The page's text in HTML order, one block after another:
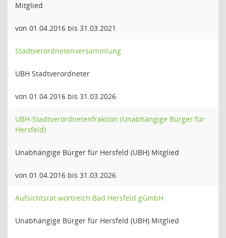
Mitglied
von 01.04.2016 bis 31.03.2021
Stadtverordnetenversammlung
UBH Stadtverordneter
von 01.04.2016 bis 31.03.2026
UBH-Stadtverordnetenfraktion (Unabhängige Bürger für
Hersfeld)
Unabhängige Bürger für Hersfeld (UBH) Mitglied
von 01.04.2016 bis 31.03.2026
Aufsichtsrat wortreich Bad Hersfeld gGmbH
Unabhängige Bürger für Hersfeld (UBH) Mitglied